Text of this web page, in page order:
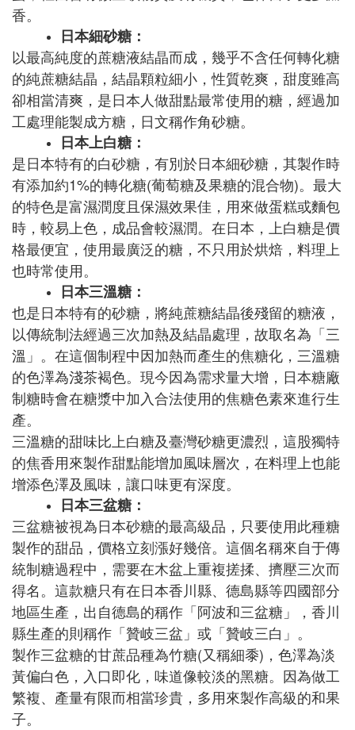
香。
日本細砂糖：
以最高純度的蔗糖液結晶而成，幾乎不含任何轉化糖
的純蔗糖結晶，結晶顆粒細小，性質乾爽，甜度雖高
卻相當清爽，是日本人做甜點最常使用的糖，經過加
工處理能製成方糖，日文稱作角砂糖。
日本上白糖：
是日本特有的白砂糖，有別於日本細砂糖，其製作時
有添加約1%的轉化糖(葡萄糖及果糖的混合物)。最大
的特色是富濕潤度且保濕效果佳，用來做蛋糕或麵包
時，較易上色，成品會較濕潤。在日本，上白糖是價
格最便宜，使用最廣泛的糖，不只用於烘焙，料理上
也時常使用。
日本三溫糖：
也是日本特有的砂糖，將純蔗糖結晶後殘留的糖液，
以傳統制法經過三次加熱及結晶處理，故取名為「三
溫」。在這個制程中因加熱而產生的焦糖化，三溫糖
的色澤為淺茶褐色。現今因為需求量大增，日本糖廠
制糖時會在糖漿中加入合法使用的焦糖色素來進行生
產。
三溫糖的甜味比上白糖及臺灣砂糖更濃烈，這股獨特
的焦香用來製作甜點能增加風味層次，在料理上也能
增添色澤及風味，讓口味更有深度。
日本三盆糖：
三盆糖被視為日本砂糖的最高級品，只要使用此種糖
製作的甜品，價格立刻漲好幾倍。這個名稱來自于傳
統制糖過程中，需要在木盆上重複搓揉、擠壓三次而
得名。這款糖只有在日本香川縣、德島縣等四國部分
地區生產，出自德島的稱作「阿波和三盆糖」，香川
縣生產的則稱作「贊岐三盆」或「贊岐三白」。
製作三盆糖的甘蔗品種為竹糖(又稱細黍)，色澤為淡
黃偏白色，入口即化，味道像較淡的黑糖。因為做工
繁複、產量有限而相當珍貴，多用來製作高級的和果
子。